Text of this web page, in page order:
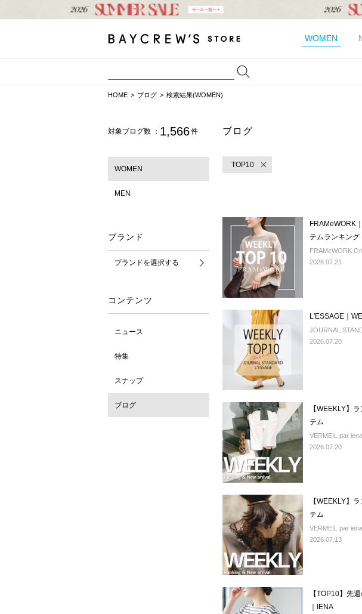
WOMEN
HOME ブログ 検索結果(WOMEN)
対象ブログ数 ： 1,566件
WOMEN
MEN
ブランド
ブランドを選択する
コンテンツ
ニュース
特集
スナップ
ブログ
ブログ
TOP10
FRAMeWORK
テムランキング
FRAMeWORK
2026.07.21
L'ESSAGE｜
JOURNAL
2026.07.20
【WEEKLY】
テム
VERMEIL par
2026.07.20
【WEEKLY】
テム
VERMEIL par
2026.07.13
【TOP10】先
｜IENA